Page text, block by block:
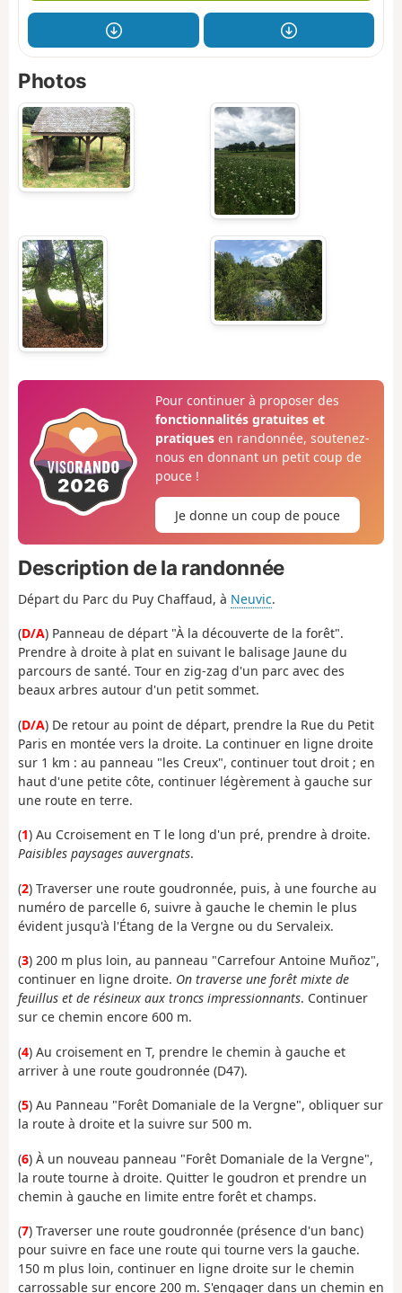
Photos
Pour continuer à proposer des
fonctionnalités gratuites et
pratiquesen randonnée, soutenez-
nous en donnant un petit coup de
pouce !
Je donne un coup de pouce
Description de la randonnée
Départ du Parc du Puy Chaffaud, à Neuvic.
(D/A) Panneau de départ "À la découverte de la forêt".
Prendre à droite à plat en suivant le balisage Jaune du
parcours de santé. Tour en zig-zag d'un parc avec des
beaux arbres autour d'un petit sommet.
(D/A) De retour au point de départ, prendre la Rue du Petit
Paris en montée vers la droite. La continuer en ligne droite
sur 1 km : au panneau "les Creux", continuer tout droit ; en
haut d'une petite côte, continuer légèrement à gauche sur
une route en terre.
(1) Au Ccroisement en T le long d'un pré, prendre à droite.
Paisibles paysages auvergnats.
(2) Traverser une route goudronnée, puis, à une fourche au
numéro de parcelle 6, suivre à gauche le chemin le plus
évident jusqu'à l'Étang de la Vergne ou du Servaleix.
(3) 200 m plus loin, au panneau "Carrefour Antoine Muñoz",
continuer en ligne droite. On traverse une forêt mixte de
feuillus et de résineux aux troncs impressionnants. Continuer
sur ce chemin encore 600 m.
(4) Au croisement en T, prendre le chemin à gauche et
arriver à une route goudronnée (D47).
(5) Au Panneau "Forêt Domaniale de la Vergne", obliquer sur
la route à droite et la suivre sur 500 m.
(6) À un nouveau panneau "Forêt Domaniale de la Vergne",
la route tourne à droite. Quitter le goudron et prendre un
chemin à gauche en limite entre forêt et champs.
(7) Traverser une route goudronnée (présence d'un banc)
pour suivre en face une route qui tourne vers la gauche.
150 m plus loin, continuer en ligne droite sur le chemin
carrossable sur encore 200 m. S'engager dans un chemin en